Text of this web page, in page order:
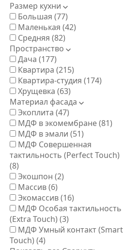
Размер кухни
Большая (77)
Маленькая (42)
Средняя (82)
Пространство
Дача (177)
Квартира (215)
Квартира-студия (174)
Хрущевка (63)
Материал фасада
Экоплита (47)
МДФ в экомембране(81)
МДФ в эмали (51)
МДФ Совершенная
тактильность (Perfect Touch)
(8)
Экошпон (2)
Массив(6)
Экомассив(16)
МДФ Особая тактильность
(Extra Touch) (3)
МДФ Умный контакт (Smart
Touch) (4)